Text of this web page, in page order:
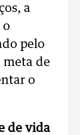
a
o
pelo
meta de
o
de vida